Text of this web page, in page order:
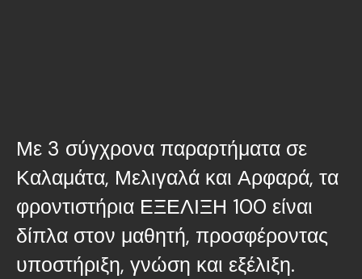
Με 3 σύγχρονα παραρτήματα σε
Καλαμάτα, Μελιγαλά και Αρφαρά, τα
φροντιστήρια ΕΞΕΛΙΞΗ 100 είναι
δίπλα στον μαθητή, προσφέροντας
υποστήριξη, γνώση και εξέλιξη.